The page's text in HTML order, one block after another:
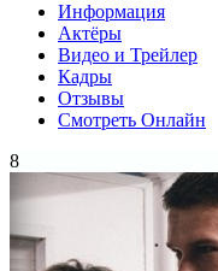
Информация
Актёры
Видео и Трейлер
Кадры
Отзывы
Смотреть Онлайн
8